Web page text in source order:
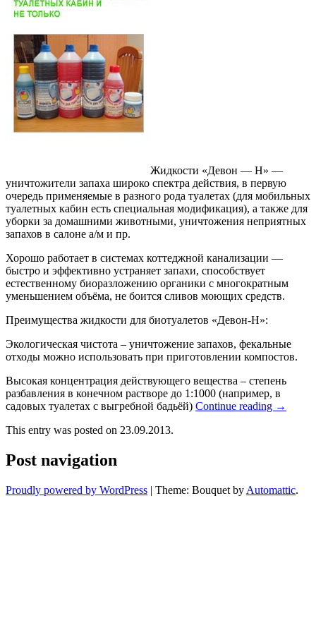
Жидкости «Девон — Н» —
уничтожители запаха широко спектра действия, в первую
очередь применяемые в разного рода туалетах (для мобильных
туалетных кабин есть специальная модификация), а также для
уборки за домашними животными, уничтожения неприятных
запахов в салоне а/м и пр.
Хорошо работает в системах коттеджной канализации —
быстро и эффективно устраняет запахи, способствует
естественному биоразложению органики с многократным
уменьшением объёма, не боится сливов моющих средств.
Преимущества жидкости для биотуалетов «Девон-Н»:
Экологическая чистота – уничтожение запахов, фекальные
отходы можно использовать при приготовлении компостов.
Высокая концентрация действующего вещества – степень
разбавления в конечном растворе до 1:1000 (например, в
садовых туалетах с выгребной бадьёй) Continue reading →
This entry was posted on 23.09.2013.
Post navigation
Proudly powered by WordPress | Theme: Bouquet by Automattic.